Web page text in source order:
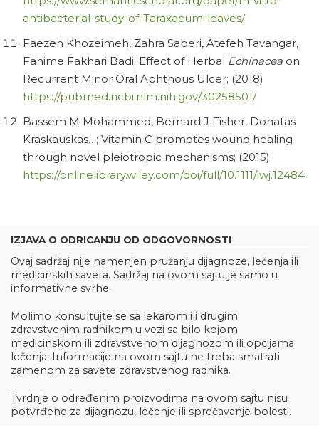
antibacterial-study-of-Taraxacum-leaves/
Faezeh Khozeimeh, Zahra Saberi, Atefeh Tavangar,
Fahime Fakhari Badi; Effect of Herbal Echinacea on
Recurrent Minor Oral Aphthous Ulcer; (2018)
https://pubmed.ncbi.nlm.nih.gov/30258501/
Bassem M Mohammed, Bernard J Fisher, Donatas
Kraskauskas…; Vitamin C promotes wound healing
through novel pleiotropic mechanisms; (2015)
https://onlinelibrary.wiley.com/doi/full/10.1111/iwj.12484
IZJAVA O ODRICANJU OD ODGOVORNOSTI
Ovaj sadržaj nije namenjen pružanju dijagnoze, lečenja ili
medicinskih saveta. Sadržaj na ovom sajtu je samo u
informativne svrhe.
Molimo konsultujte se sa lekarom ili drugim
zdravstvenim radnikom u vezi sa bilo kojom
medicinskom ili zdravstvenom dijagnozom ili opcijama
lečenja. Informacije na ovom sajtu ne treba smatrati
zamenom za savete zdravstvenog radnika.
Tvrdnje o određenim proizvodima na ovom sajtu nisu
potvrđene za dijagnozu, lečenje ili sprečavanje bolesti.